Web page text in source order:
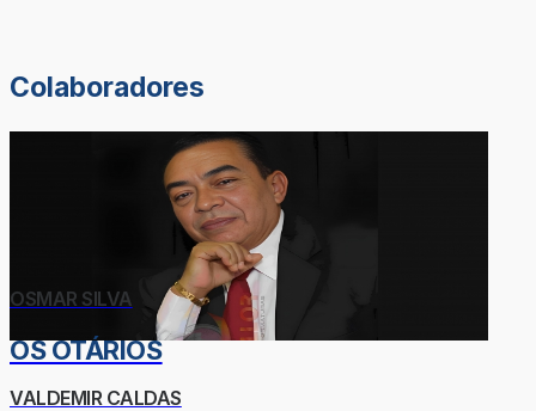
Colaboradores
OSMAR SILVA
OS OTÁRIOS
VALDEMIR CALDAS